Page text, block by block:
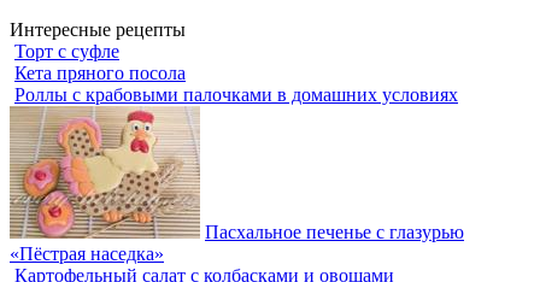
Интересные рецепты
Торт с суфле
Кета пряного посола
Роллы с крабовыми палочками в домашних условиях
Пасхальное печенье с глазурью
«Пёстрая наседка»
Картофельный салат с колбасками и овощами